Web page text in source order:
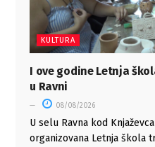
KULTURA
I ove godine Letnja
u Ravni
08/08/2026
U selu Ravna kod
organizovana Letnja škola